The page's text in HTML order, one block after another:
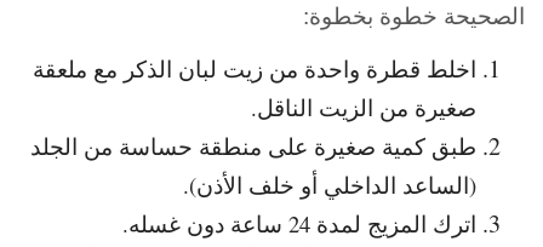
الصحيحة خطوة بخطوة:
اخلط قطرة واحدة من زيت لبان الذكر مع ملعقة
صغيرة من الزيت الناقل.
طبق كمية صغيرة على منطقة حساسة من الجلد
(الساعد الداخلي أو خلف الأذن).
اترك المزيج لمدة 24 ساعة دون غسله.